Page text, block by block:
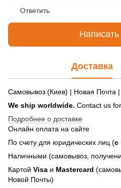
Ответить
Написать
Доставка
Самовывоз (Киев) | Новая Почта
We ship worldwide. Contact us
Подробнее о доставке
Онлайн оплата на сайте
По счету для юридических лиц (с
Наличными (самовывоз,
Картой Visa и Mastercard
Новой Почты)